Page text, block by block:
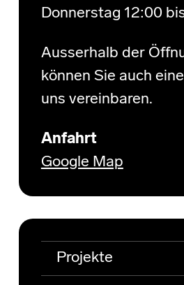
Donnerstag 12:00
Ausserhalb der
können Sie auch
uns vereinbaren.
Anfahrt
Google Map
Projekte